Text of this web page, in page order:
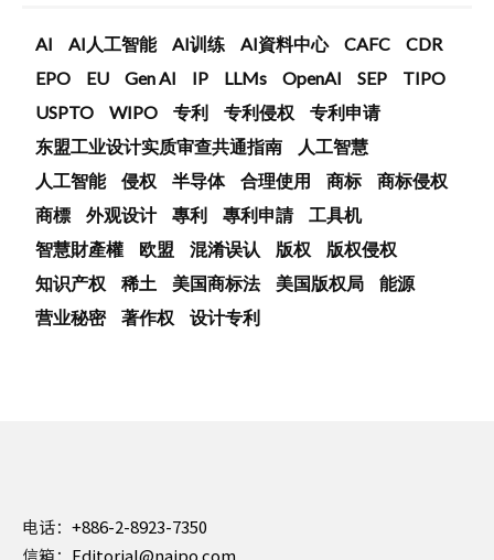
AI AI人工智能 AI训练 AI資料中心 CAFC
CDR
EPO
EU Gen AI IP LLMs OpenAI SEP
TIPO
USPTO
WIPO 专利 专利侵权
专利申请
东盟工业设计实质审查共通指南
人工智慧
人工智能
侵权 半导体 合理使用 商标
商标侵权
商標
外观设计 專利 專利申請
工具机
智慧財產權
欧盟 混淆误认 版权
版权侵权
知识产权
稀土 美国商标法 美国版权局
能源
营业秘密
著作权 设计专利
电话： +886-2-8923-7350
信箱： Editorial@naipo.com